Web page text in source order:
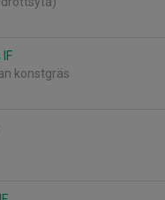
konstgräs